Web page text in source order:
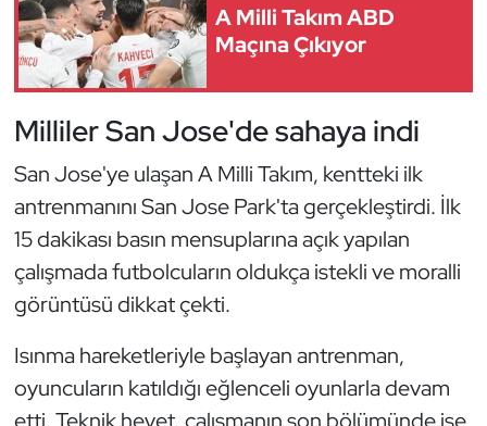
A Milli Takım ABD
Maçına Çıkıyor
Milliler San Jose'de sahaya indi
San Jose'ye ulaşan A Milli Takım, kentteki ilk
antrenmanını San Jose Park'ta gerçekleştirdi. İlk
15 dakikası basın mensuplarına açık yapılan
çalışmada futbolcuların oldukça istekli ve moralli
görüntüsü dikkat çekti.
Isınma hareketleriyle başlayan antrenman,
oyuncuların katıldığı eğlenceli oyunlarla devam
etti. Teknik heyet, çalışmanın son bölümünde ise
Golf
Güreş
Halter
Hava Sporları
İşitme Engelli Sporcular
Judo ve Kuraş